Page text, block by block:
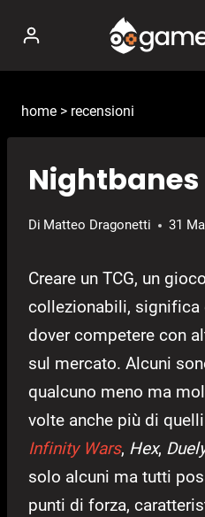
contenuto
home > recensioni
Nightbanes
Di Matteo Dragonetti 31
Creare un TCG, un
collezionabili, significa
dover competere con
sul mercato. Alcuni
qualcuno meno ma
volte anche più di
Infinity Wars, Hex,
solo alcuni ma tutti
punti di forza,